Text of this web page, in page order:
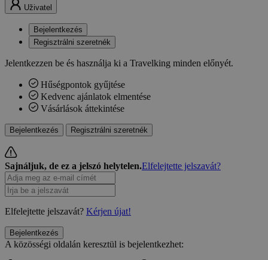
Uživatel
Bejelentkezés
Regisztrálni szeretnék
Jelentkezzen be és használja ki a Travelking minden előnyét.
Hűségpontok gyűjtése
Kedvenc ajánlatok elmentése
Vásárlások áttekintése
Bejelentkezés Regisztrálni szeretnék
Sajnáljuk, de ez a jelszó helytelen.Elfelejtette jelszavát?
Elfelejtette jelszavát? Kérjen újat!
Bejelentkezés
A közösségi oldalán keresztül is bejelentkezhet: